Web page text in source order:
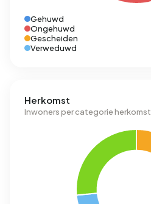
Gehuwd
Ongehuwd
Gescheiden
Verweduwd
Herkomst
Inwoners per categorie herkomst